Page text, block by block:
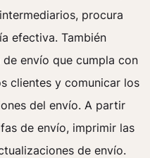
procura
efectiva. También
envío que cumpla con
clientes y comunicar los
del envío. A partir
de envío, imprimir las
de envío.